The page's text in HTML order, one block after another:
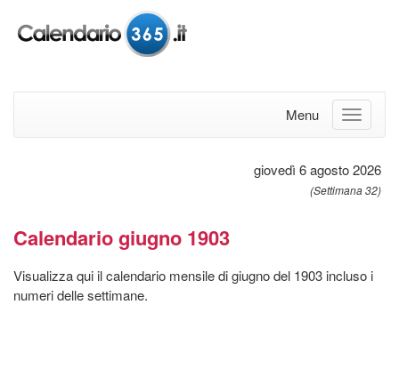
Menu
giovedì 6 agosto 2026
(Settimana 32)
Calendario giugno 1903
Visualizza qui il calendario mensile di giugno del 1903 incluso i
numeri delle settimane.